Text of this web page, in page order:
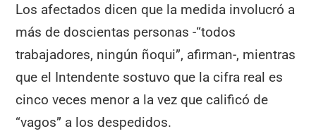
Los afectados dicen que la medida involucró a
más de doscientas personas -“todos
trabajadores, ningún ñoqui”, afirman-, mientras
que el Intendente sostuvo que la cifra real es
cinco veces menor a la vez que calificó de
“vagos” a los despedidos.